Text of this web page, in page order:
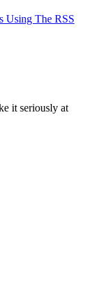
Using The RSS
it seriously at